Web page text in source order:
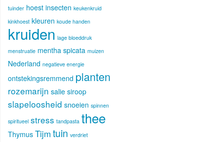
tuinder hoest insecten keukenkruid
kinkhoest kleuren koude handen
kruiden lage bloeddruk
menstruatie mentha spicata muizen
Nederland negatieve energie
ontstekingsremmend planten
rozemarijn salie siroop
slapeloosheid snoeien spinnen
spiritueel stress tandpasta thee
Thymus Tijm tuin verdriet